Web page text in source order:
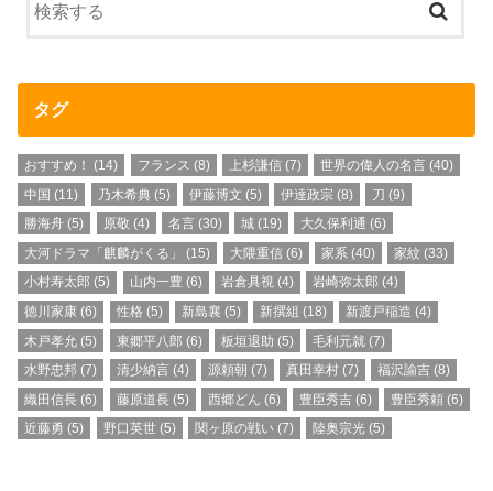
タグ
おすすめ！ (14) フランス (8) 上杉謙信(7) 世界の偉人の名言 (40)
中国 (11) 乃木希典(5) 伊藤博文 (5) 伊達政宗 (8) 刀 (9)
勝海舟 (5) 原敬 (4) 名言(30) 城 (19) 大久保利通 (6)
大河ドラマ「麒麟がくる」
(15) 大隈重信(6) 家系 (40) 家紋 (33)
小村寿太郎 (5) 山内一豊 (6) 岩倉具視(4) 岩崎弥太郎 (4)
徳川家康 (6) 性格 (5) 新島襄 (5) 新撰組 (18) 新渡戸稲造 (4)
木戸孝允 (5) 東郷平八郎 (6) 板垣退助 (5) 毛利元就 (7)
水野忠邦 (7) 清少納言(4) 源頼朝 (7) 真田幸村 (7) 福沢諭吉 (8)
織田信長 (6) 藤原道長(5) 西郷どん (6) 豊臣秀吉 (6) 豊臣秀頼 (6)
近藤勇 (5) 野口英世(5) 関ヶ原の戦い(7) 陸奥宗光 (5)